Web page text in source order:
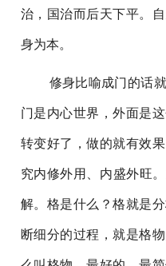
治，国治而后天下平。
身为本。
修身比喻成门的话
门是内心世界，外面是
转变好了，做的就有效
究内修外用、内盛外旺
解。格是什么？格就是
断细分的过程，就是格